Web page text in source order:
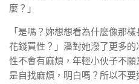
麼？」
「是嗎？妳想想看為什麼像那
花錢買性？」潘對她潑了更多
性不會有麻煩，年輕小伙子不
是自找麻煩，明白嗎？所以不要